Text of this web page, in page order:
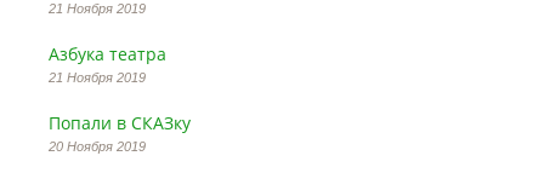
21 Ноября 2019
Азбука театра
21 Ноября 2019
Попали в СКАЗку
20 Ноября 2019